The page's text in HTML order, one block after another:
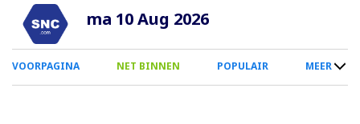
Overslaan
naar
inhoud
ma 10 Aug 2026
0
Smartphone
VOORPAGINA NET BINNEN POPULAIR MEER